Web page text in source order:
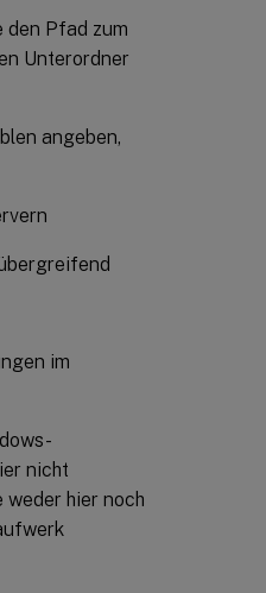
Pfad zum
Unterordner
angeben,
im
nicht
hier noch